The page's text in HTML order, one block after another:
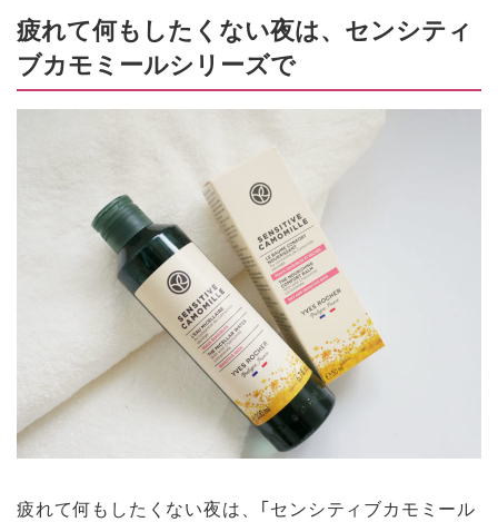
疲れて何もしたくない夜は、センシティ
ブカモミールシリーズで
疲れて何もしたくない夜は、「センシティブカモミール